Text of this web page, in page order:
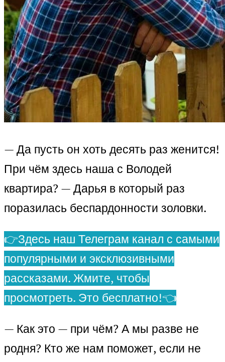
— Да пусть он хоть десять раз женится!
При чём здесь наша с Володей
квартира? — Дарья в который раз
поразилась беспардонности золовки.
👉Здесь наш Телеграм канал с самыми
популярными и эксклюзивными
рассказами. Жмите, чтобы
просмотреть. Это бесплатно!👈
— Как это — при чём? А мы разве не
родня? Кто же нам поможет, если не